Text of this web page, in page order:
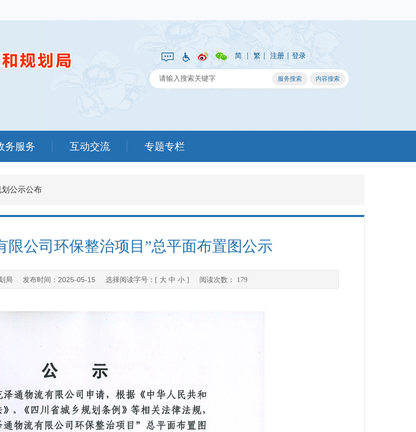
简 | 繁 | 注册 | 登录
务服务 互动交流 专题专栏
划公示公布
限公司环保整治项目”总平面布置图公示
局 发布时间： 2025-05-15 选择阅读字号：[ 大 中 小] 阅读次数： 179